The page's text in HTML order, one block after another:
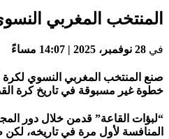
المنتخب المغربي
في 28 نوفمبر، 2025 | 14:07 مساءً
صنع المنتخب المغربي النسوي لكرة
خطوة غير مسبوقة في تاريخ كرة
“لبؤات القاعة” قدمن خلال دور
المنافسة لأول مرة في تاريخه،